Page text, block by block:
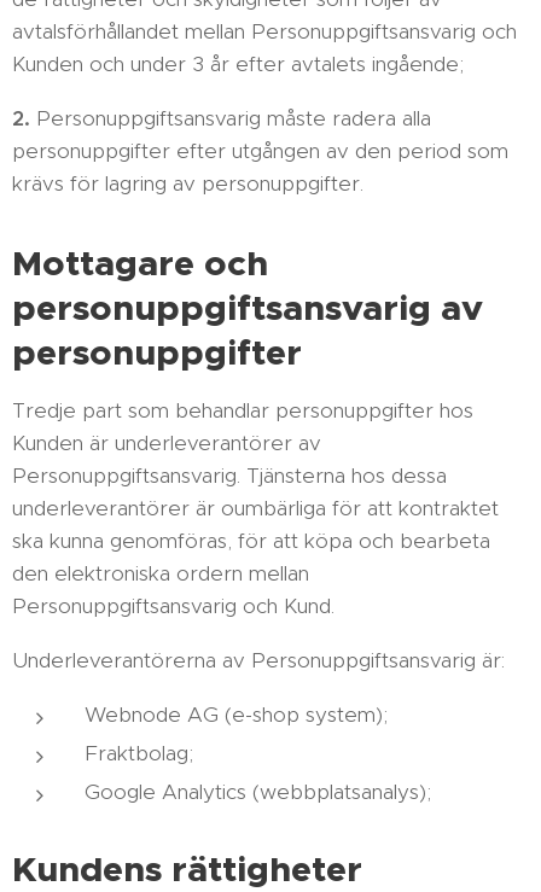
avtalsförhållandet mellan Personuppgiftsansvarig och
Kunden och under 3 år efter avtalets ingående;
2. Personuppgiftsansvarig måste radera alla
personuppgifter efter utgången av den period som
krävs för lagring av personuppgifter.
Mottagare och
personuppgiftsansvarig av
personuppgifter
Tredje part som behandlar personuppgifter hos
Kunden är underleverantörer av
Personuppgiftsansvarig. Tjänsterna hos dessa
underleverantörer är oumbärliga för att kontraktet
ska kunna genomföras, för att köpa och bearbeta
den elektroniska ordern mellan
Personuppgiftsansvarig och Kund.
Underleverantörerna av Personuppgiftsansvarig är:
Webnode AG (e-shop system);
Fraktbolag;
Google Analytics (webbplatsanalys);
Kundens rättigheter